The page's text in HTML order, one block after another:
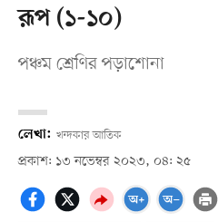
রূপ (১-১০)
পঞ্চম শ্রেণির পড়াশোনা
লেখা: খন্দকার আতিক
প্রকাশ: ১৩ নভেম্বর ২০২৩, ০৪: ২৫